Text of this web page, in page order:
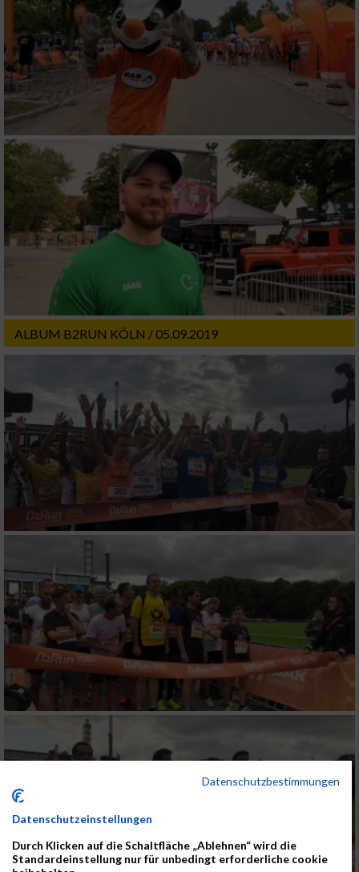
ALBUM B2RUN KÖLN / 05.09.2019
Datenschutzbestimmungen
Datenschutzeinstellungen
Durch Klicken auf die Schaltfläche „Ablehnen“ wird die
Standardeinstellung nur für unbedingt erforderliche cookie